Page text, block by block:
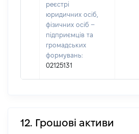
реєстрі
юридичних осіб,
фізичних осіб –
підприємців та
громадських
формувань:
02125131
12. Грошові активи